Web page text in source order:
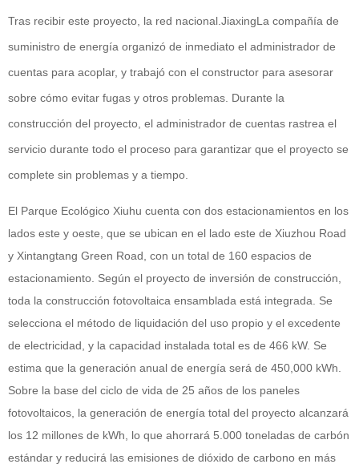
Tras recibir este proyecto, la red nacional. JiaxingLa compañía de
suministro de energía organizó de inmediato el administrador de
cuentas para acoplar, y trabajó con el constructor para asesorar
sobre cómo evitar fugas y otros problemas. Durante la
construcción del proyecto, el administrador de cuentas rastrea el
servicio durante todo el proceso para garantizar que el proyecto se
complete sin problemas y a tiempo.
El Parque Ecológico Xiuhu cuenta con dos estacionamientos en los
lados este y oeste, que se ubican en el lado este de Xiuzhou Road
y Xintangtang Green Road, con un total de 160 espacios de
estacionamiento. Según el proyecto de inversión de construcción,
toda la construcción fotovoltaica ensamblada está integrada. Se
selecciona el método de liquidación del uso propio y el excedente
de electricidad, y la capacidad instalada total es de 466 kW. Se
estima que la generación anual de energía será de 450,000 kWh.
Sobre la base del ciclo de vida de 25 años de los paneles
fotovoltaicos, la generación de energía total del proyecto alcanzará
los 12 millones de kWh, lo que ahorrará 5.000 toneladas de carbón
estándar y reducirá las emisiones de dióxido de carbono en más